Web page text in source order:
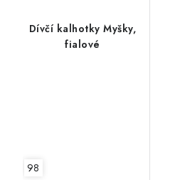
Dívčí kalhotky Myšky,
fialové
98